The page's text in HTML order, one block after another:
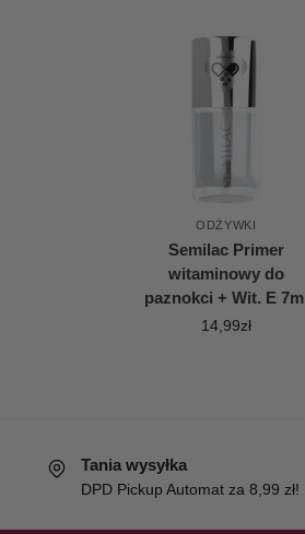
ODŻYWKI
Semilac Primer
witaminowy do
paznokci + Wit. E 7ml
14,99zł
Tania wysyłka
DPD Pickup Automat za 8,99 zł!